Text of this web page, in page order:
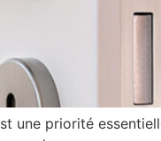
une priorité